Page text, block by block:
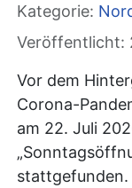
Kategorie:
Veröffentlicht:
Vor dem
Corona-
am 22. Juli